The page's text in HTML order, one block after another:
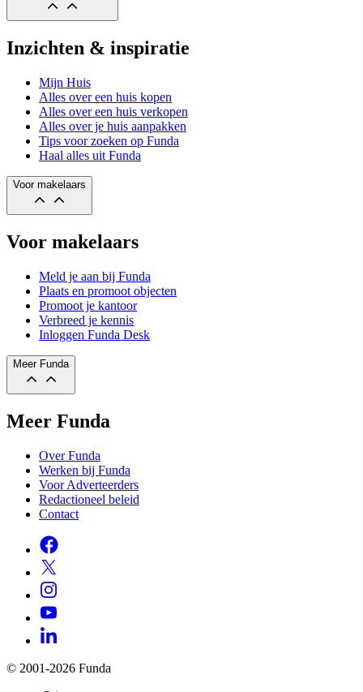
Inzichten & inspiratie
Mijn Huis
Alles over een huis kopen
Alles over een huis verkopen
Alles over je huis aanpakken
Tips voor zoeken op Funda
Haal alles uit Funda
Voor makelaars
Voor makelaars
Meld je aan bij Funda
Plaats en promoot objecten
Promoot je kantoor
Verbreed je kennis
Inloggen Funda Desk
Meer Funda
Meer Funda
Over Funda
Werken bij Funda
Voor Adverteerders
Redactioneel beleid
Contact
© 2001-2026 Funda